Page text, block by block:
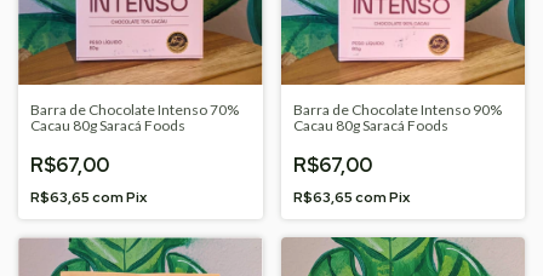
Barra de Chocolate Intenso 70%
Cacau 80g Saracá Foods
R$67,00
R$63,65comPix
Barra de Chocolate Intenso 90%
Cacau 80g Saracá Foods
R$67,00
R$63,65comPix